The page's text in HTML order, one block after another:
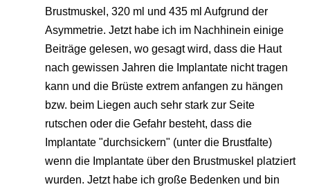
Brustmuskel, 320 ml und 435 ml Aufgrund der
Asymmetrie. Jetzt habe ich im Nachhinein einige
Beiträge gelesen, wo gesagt wird, dass die Haut
nach gewissen Jahren die Implantate nicht tragen
kann und die Brüste extrem anfangen zu hängen
bzw. beim Liegen auch sehr stark zur Seite
rutschen oder die Gefahr besteht, dass die
Implantate "durchsickern" (unter die Brustfalte)
wenn die Implantate über den Brustmuskel platziert
wurden. Jetzt habe ich große Bedenken und bin